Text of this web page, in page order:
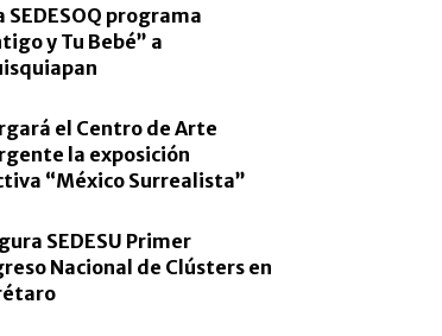
SEDESOQ programa
y Tu Bebé” a
el Centro de Arte
la exposición
“México Surrealista”
SEDESU Primer
Nacional de Clústers en